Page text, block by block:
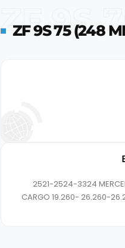
ZF 9S
ZF 9S 75 (248
2521-2524-3324
CARGO 19.260- 26.260-